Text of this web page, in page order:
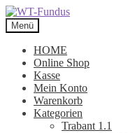
Zur
Navigation
springen
Zum
Inhalt
springen
Menü
HOME
Online Shop
Kasse
Mein Konto
Warenkorb
Kategorien
Trabant 1.1